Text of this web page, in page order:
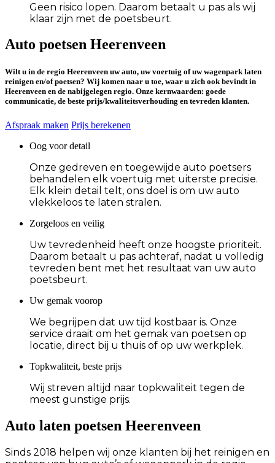
Geen risico lopen. Daarom betaalt u pas als wij
klaar zijn met de poetsbeurt.
Auto poetsen Heerenveen
Wilt u in de regio Heerenveen uw auto, uw voertuig of uw wagenpark laten
reinigen en/of poetsen? Wij komen naar u toe, waar u zich ook bevindt in
Heerenveen en de nabijgelegen regio. Onze kernwaarden: goede
communicatie, de beste prijs/kwaliteitsverhouding en tevreden klanten.
Afspraak maken Prijs berekenen
Oog voor detail
Onze gedreven en toegewijde auto poetsers
behandelen elk voertuig met uiterste precisie.
Elk klein detail telt, ons doel is om uw auto
vlekkeloos te laten stralen.
Zorgeloos en veilig
Uw tevredenheid heeft onze hoogste prioriteit.
Daarom betaalt u pas achteraf, nadat u volledig
tevreden bent met het resultaat van uw auto
poetsbeurt.
Uw gemak voorop
We begrijpen dat uw tijd kostbaar is. Onze
service draait om het gemak van poetsen op
locatie, direct bij u thuis of op uw werkplek.
Topkwaliteit, beste prijs
Wij streven altijd naar topkwaliteit tegen de
meest gunstige prijs.
Auto laten poetsen Heerenveen
Sinds 2018 helpen wij onze klanten bij het reinigen en